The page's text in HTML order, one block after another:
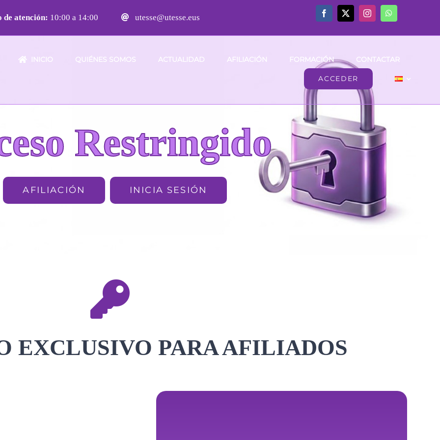
atención: 10:00 a 14:00 utesse@utesse.eus
INICIO QUIÉNES SOMOS ACTUALIDAD AFILIACIÓN FORMACIÓN CONTACTAR
ACCEDER
Restringido
AFILIACIÓN INICIA SESIÓN
EXCLUSIVO PARA AFILIADOS